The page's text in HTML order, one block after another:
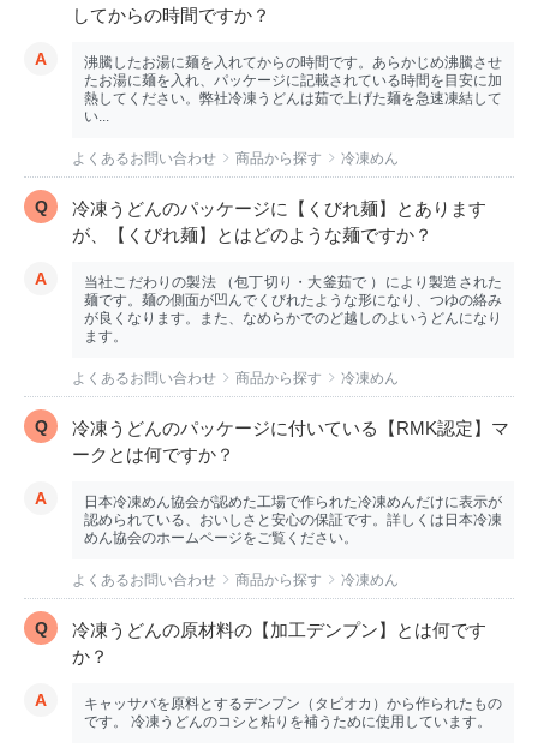
してからの時間ですか？
沸騰したお湯に麺を入れてからの時間です。あらかじめ沸騰させ
たお湯に麺を入れ、パッケージに記載されている時間を目安に加
熱してください。弊社冷凍うどんは茹で上げた麺を急速凍結して
い...
よくあるお問い合わせ 商品から探す 冷凍めん
冷凍うどんのパッケージに【くびれ麺】とあります
が、【くびれ麺】とはどのような麺ですか？
当社こだわりの製法 （包丁切り・大釜茹で ）により製造された
麺です。麺の側面が凹んでくびれたような形になり、つゆの絡み
が良くなります。また、なめらかでのど越しのよいうどんになり
ます。
よくあるお問い合わせ 商品から探す 冷凍めん
冷凍うどんのパッケージに付いている【RMK認定】マ
ークとは何ですか？
日本冷凍めん協会が認めた工場で作られた冷凍めんだけに表示が
認められている、おいしさと安心の保証です。詳しくは日本冷凍
めん協会のホームページをご覧ください。
よくあるお問い合わせ 商品から探す 冷凍めん
冷凍うどんの原材料の【加工デンプン】とは何です
か？
キャッサバを原料とするデンプン（タピオカ）から作られたもの
です。 冷凍うどんのコシと粘りを補うために使用しています。